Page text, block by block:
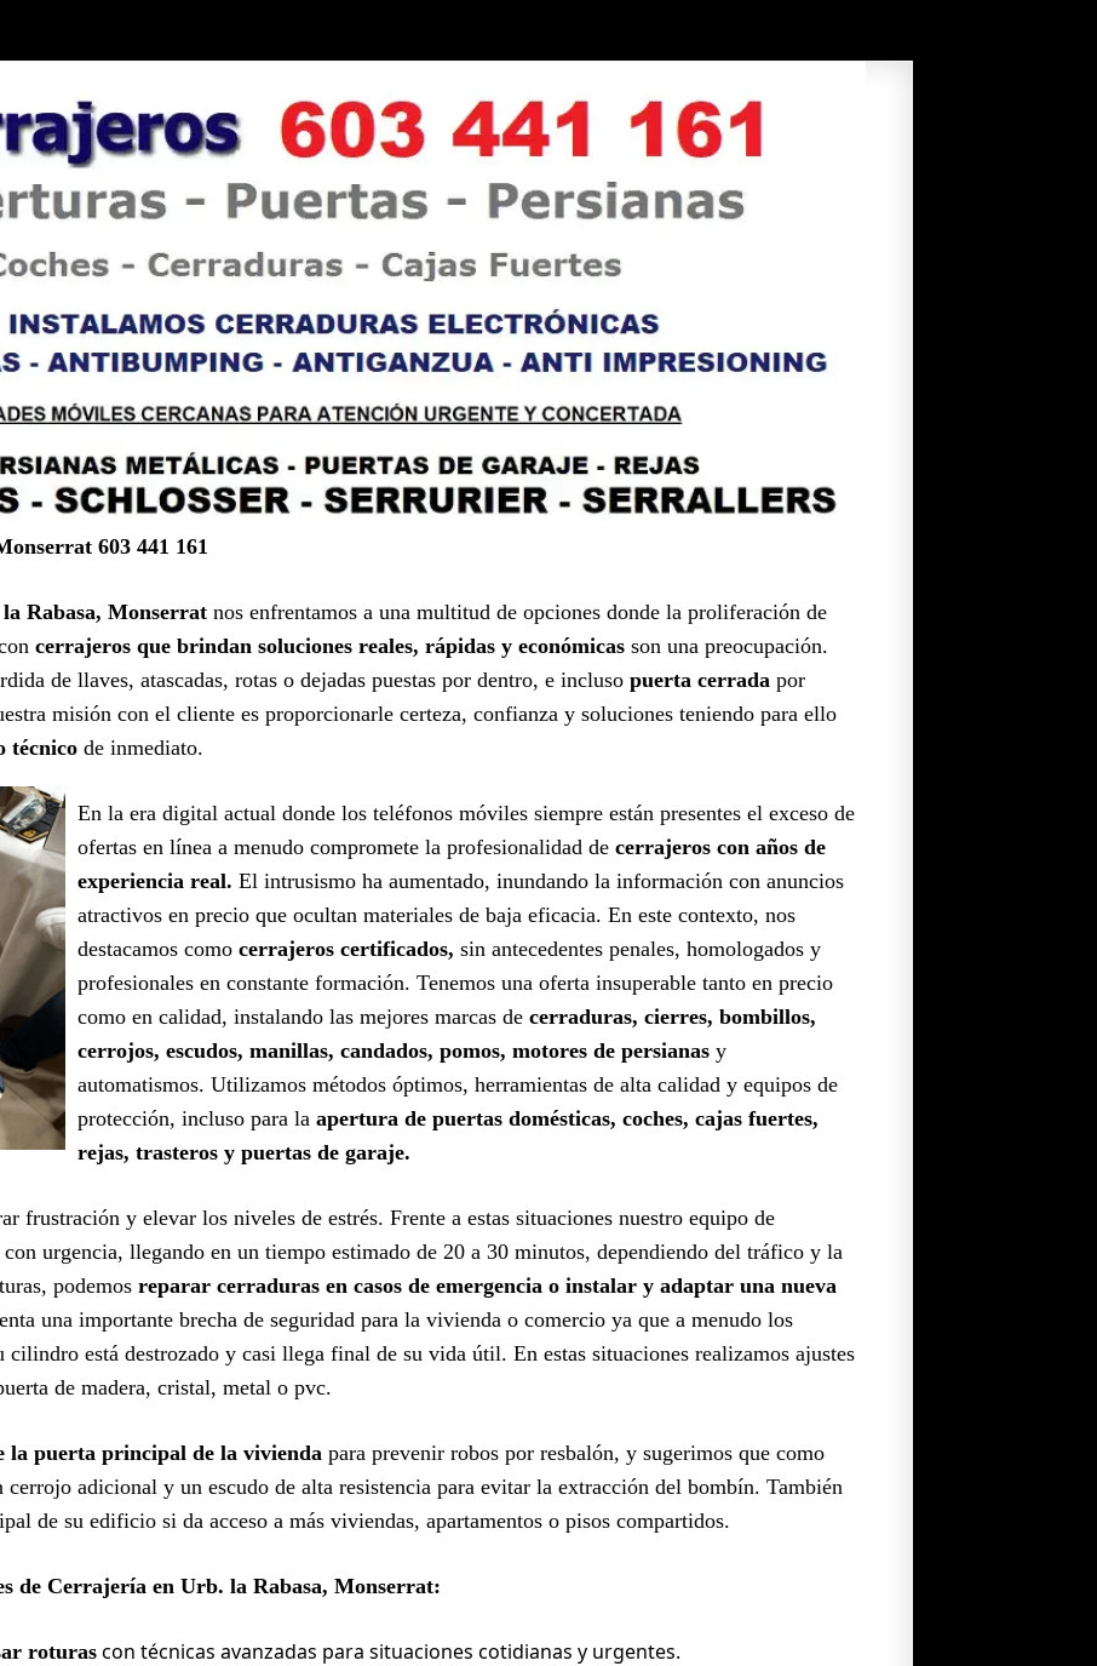
603 441 161
Rabasa, Monserrat nos enfrentamos a una multitud de opciones donde la proliferación de
cerrajeros que brindan soluciones reales, rápidas y económicas son una preocupación.
de llaves, atascadas, rotas o dejadas puestas por dentro, e incluso puerta cerrada por
misión con el cliente es proporcionarle certeza, confianza y soluciones teniendo para ello
técnico de inmediato.
En la era digital actual donde los teléfonos móviles siempre están presentes el exceso de
ofertas en línea a menudo compromete la profesionalidad de cerrajeros con años de
experiencia real. El intrusismo ha aumentado, inundando la información con anuncios
atractivos en precio que ocultan materiales de baja eficacia. En este contexto, nos
destacamos como cerrajeros certificados, sin antecedentes penales, homologados y
profesionales en constante formación. Tenemos una oferta insuperable tanto en precio
como en calidad, instalando las mejores marcas de cerraduras, cierres, bombillos,
cerrojos, escudos, manillas, candados, pomos, motores de persianas y
automatismos. Utilizamos métodos óptimos, herramientas de alta calidad y equipos de
protección, incluso para la apertura de puertas domésticas, coches, cajas fuertes,
rejas, trasteros y puertas de garaje.
frustración y elevar los niveles de estrés. Frente a estas situaciones nuestro equipo de
con urgencia, llegando en un tiempo estimado de 20 a 30 minutos, dependiendo del tráfico y la
podemos reparar cerraduras en casos de emergencia o instalar y adaptar una nueva
una importante brecha de seguridad para la vivienda o comercio ya que a menudo los
cilindro está destrozado y casi llega final de su vida útil. En estas situaciones realizamos ajustes
de madera, cristal, metal o pvc.
la puerta principal de la vivienda para prevenir robos por resbalón, y sugerimos que como
adicional y un escudo de alta resistencia para evitar la extracción del bombín. También
de su edificio si da acceso a más viviendas, apartamentos o pisos compartidos.
de Cerrajería en Urb. la Rabasa, Monserrat:
roturas con técnicas avanzadas para situaciones cotidianas y urgentes.